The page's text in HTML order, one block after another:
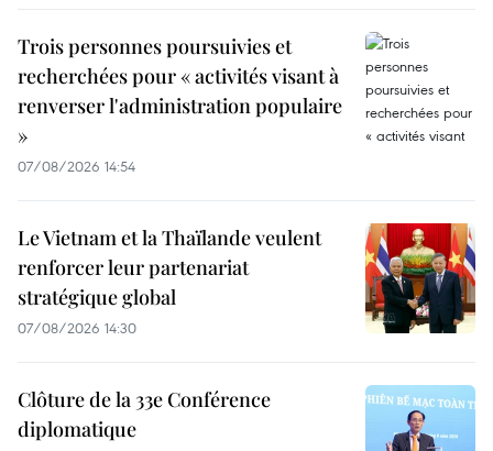
Trois personnes poursuivies et
recherchées pour « activités visant à
renverser l'administration populaire
»
07/08/2026 14:54
Le Vietnam et la Thaïlande veulent
renforcer leur partenariat
stratégique global
07/08/2026 14:30
Clôture de la 33e Conférence
diplomatique